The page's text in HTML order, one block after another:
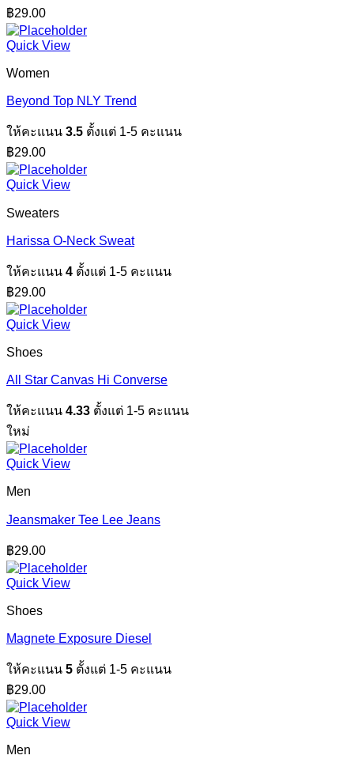
฿29.00
Quick View
Women
Beyond Top NLY Trend
ให้คะแนน 3.5 ตั้งแต่ 1-5 คะแนน
฿29.00
Quick View
Sweaters
Harissa O-Neck Sweat
ให้คะแนน 4 ตั้งแต่ 1-5 คะแนน
฿29.00
Quick View
Shoes
All Star Canvas Hi Converse
ให้คะแนน 4.33 ตั้งแต่ 1-5 คะแนน
ใหม่
Quick View
Men
Jeansmaker Tee Lee Jeans
฿29.00
Quick View
Shoes
Magnete Exposure Diesel
ให้คะแนน 5 ตั้งแต่ 1-5 คะแนน
฿29.00
Quick View
Men